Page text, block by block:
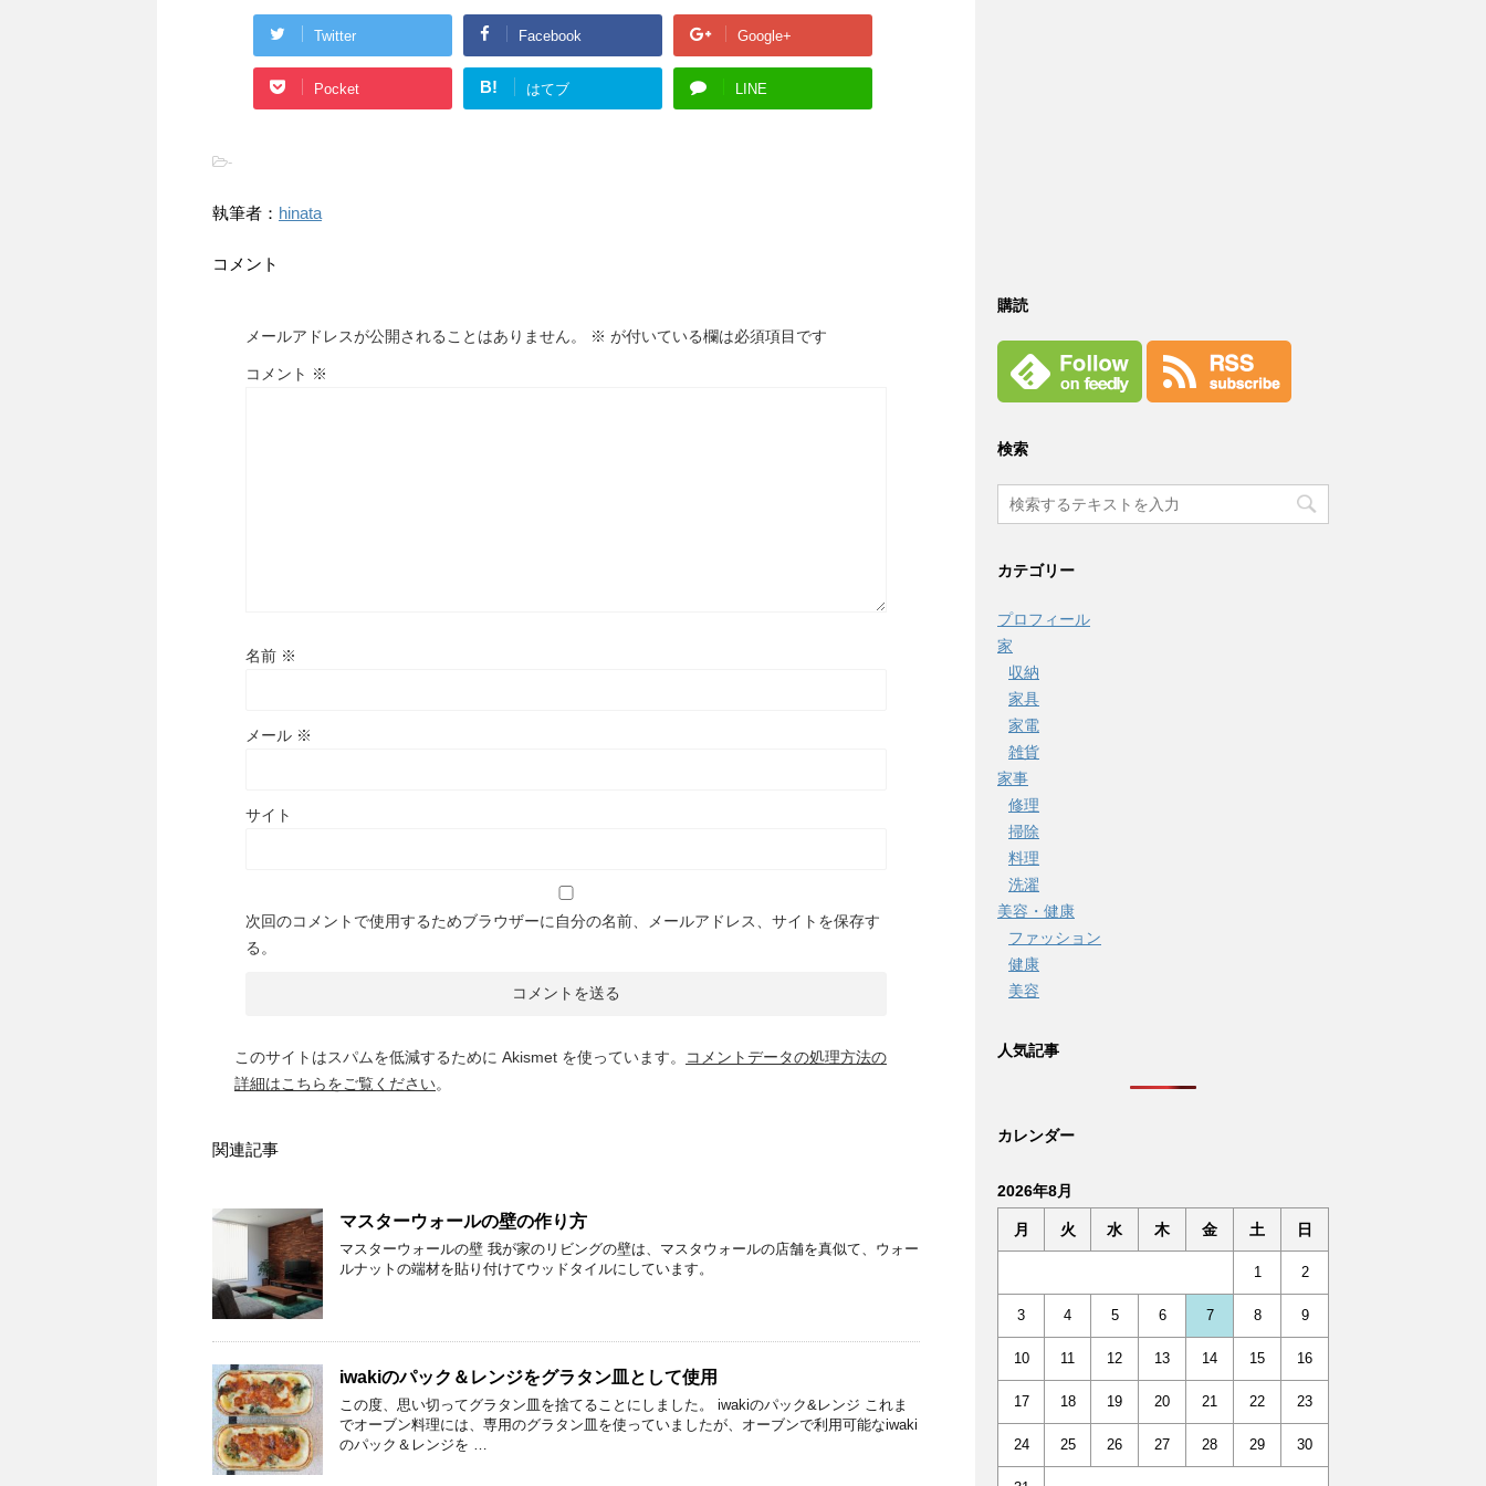
Twitter Facebook Google+
Pocket B! はてブ LINE
-
執筆者： hinata
コメント
メールアドレスが公開されることはありません。 ※ が付いている欄は必須項目です
コメント ※
名前 ※
メール ※
サイト
次回のコメントで使用するためブラウザーに自分の名前、メールアドレス、サイトを保存す
る。
このサイトはスパムを低減するために Akismet を使っています。
コメントデータの処理方法の
詳細はこちらをご覧ください。
関連記事
マスターウォールの壁の作り方
マスターウォールの壁 我が家のリビングの壁は、マスタウォールの店舗を真似て、ウォー
ルナットの端材を貼り付けてウッドタイルにしています。
iwakiのパック＆レンジをグラタン皿として使用
この度、思い切ってグラタン皿を捨てることにしました。 iwakiのパック&レンジ これま
でオーブン料理には、専用のグラタン皿を使っていましたが、オーブンで利用可能なiwaki
のパック＆レンジを …
購読
検索
カテゴリー
プロフィール
家
収納
家具
家電
雑貨
家事
修理
掃除
料理
洗濯
美容・健康
ファッション
健康
美容
人気記事
カレンダー
2026年8月
月 火 水 木 金 土 日
1 2
3 4 5 6 7 8 9
10 11 12 13 14 15 16
17 18 19 20 21 22 23
24 25 26 27 28 29 30